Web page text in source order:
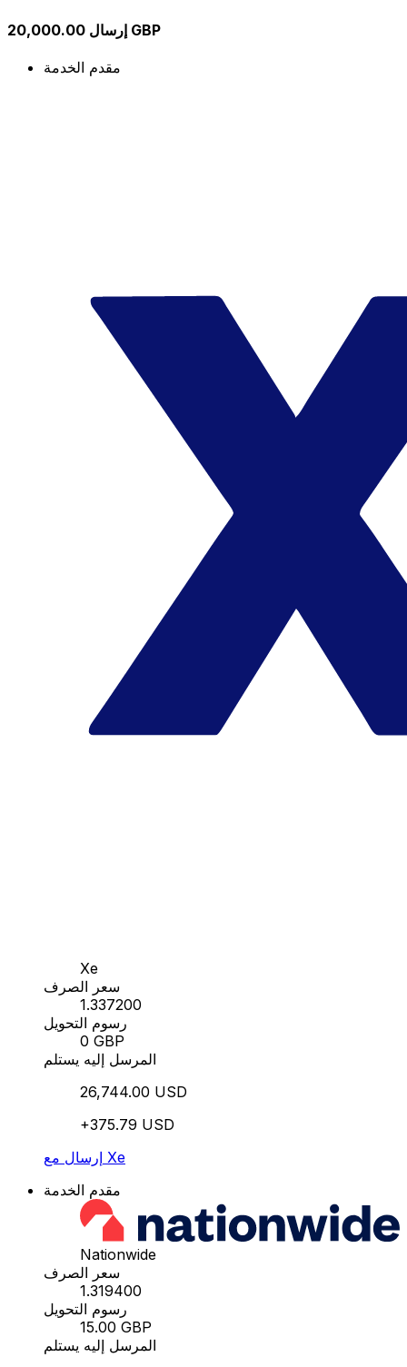
إرسال 20,000.00 GBP
مقدم الخدمة
Xe
سعر الصرف
1.337200
رسوم التحويل
0 GBP
المرسل إليه يستلم
26,744.00 USD
+375.79 USD
إرسال مع Xe
مقدم الخدمة
Nationwide
سعر الصرف
1.319400
رسوم التحويل
15.00 GBP
المرسل إليه يستلم